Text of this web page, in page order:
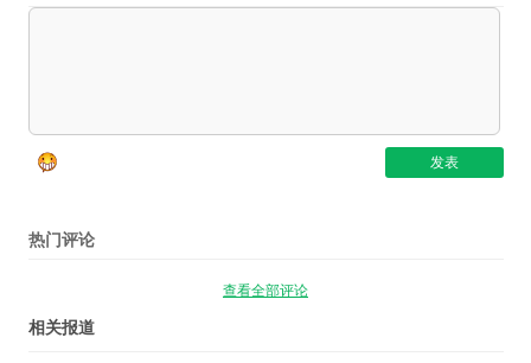
热门评论
查看全部评论
相关报道